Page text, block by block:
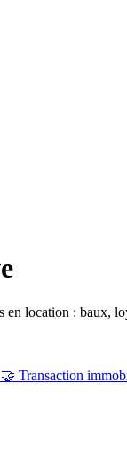
en location : baux,
🤝 Transaction